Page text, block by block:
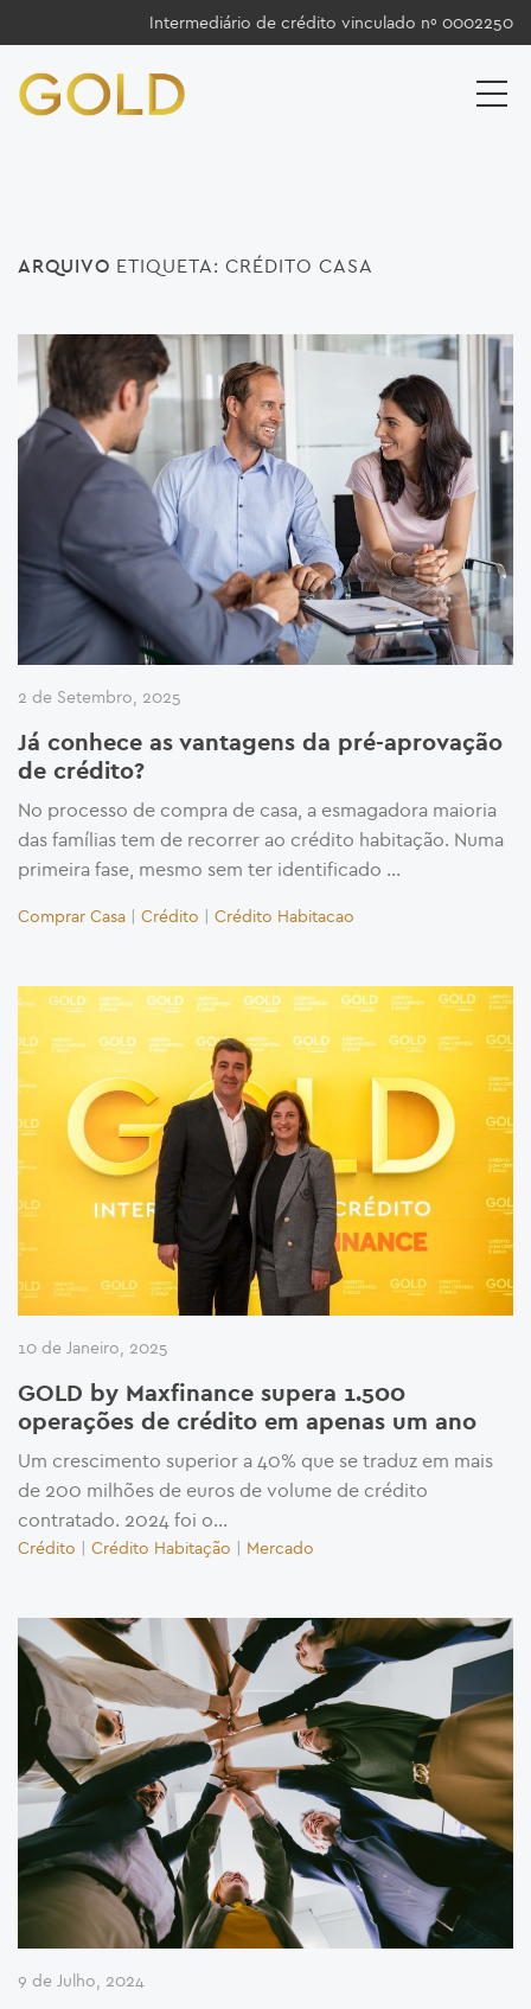
Intermediário de crédito vinculado nº 0002250
ARQUIVO ETIQUETA: CRÉDITO CASA
2 de Setembro, 2025
Já conhece as vantagens da pré-aprovação
de crédito?
No processo de compra de casa, a esmagadora maioria
das famílias tem de recorrer ao crédito habitação. Numa
primeira fase, mesmo sem ter identificado …
Comprar Casa | Crédito | Crédito Habitacao
10 de Janeiro, 2025
GOLD by Maxfinance supera 1.500
operações de crédito em apenas um ano
Um crescimento superior a 40% que se traduz em mais
de 200 milhões de euros de volume de crédito
contratado. 2024 foi o...
Crédito | Crédito Habitação | Mercado
9 de Julho, 2024